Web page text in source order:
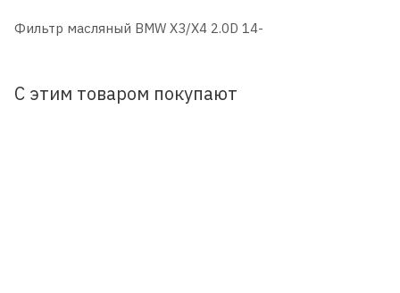
Фильтр масляный BMW X3/X4 2.0D 14-
С этим товаром покупают